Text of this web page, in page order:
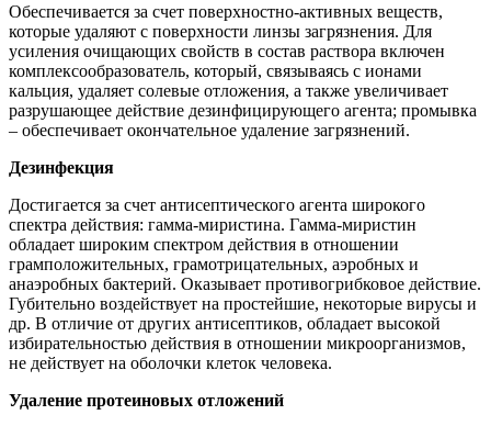
Обеспечивается за счет поверхностно-активных веществ,
которые удаляют с поверхности линзы загрязнения. Для
усиления очищающих свойств в состав раствора включен
комплексообразователь, который, связываясь с ионами
кальция, удаляет солевые отложения, а также увеличивает
разрушающее действие дезинфицирующего агента; промывка
– обеспечивает окончательное удаление загрязнений.
Дезинфекция
Достигается за счет антисептического агента широкого
спектра действия: гамма-миристина. Гамма-миристин
обладает широким спектром действия в отношении
грамположительных, грамотрицательных, аэробных и
анаэробных бактерий. Оказывает противогрибковое действие.
Губительно воздействует на простейшие, некоторые вирусы и
др. В отличие от других антисептиков, обладает высокой
избирательностью действия в отношении микроорганизмов,
не действует на оболочки клеток человека.
Удаление протеиновых отложений